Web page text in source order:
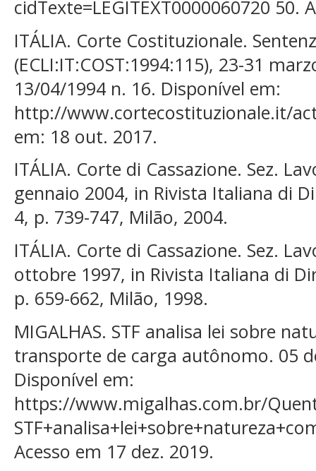
cidTexte=LEGITEXT0000060720 50.
ITÁLIA. Corte Costituzionale.
(ECLI:IT:COST:1994:115), 23-31
13/04/1994 n. 16. Disponível em:
http://www.cortecostituzionale.it/
em: 18 out. 2017.
ITÁLIA. Corte di Cassazione. Sez.
gennaio 2004, in Rivista Italiana di
4, p. 739-747, Milão, 2004.
ITÁLIA. Corte di Cassazione. Sez.
ottobre 1997, in Rivista Italiana di
p. 659-662, Milão, 1998.
MIGALHAS. STF analisa lei sobre
transporte de carga autônomo. 05
Disponível em:
https://www.migalhas.com.br/
Acesso em 17 dez. 2019.